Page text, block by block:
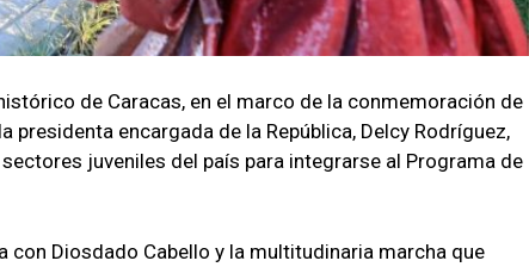
de Caracas, en el marco de la conmemoración de
presidenta encargada de la República, Delcy Rodríguez,
juveniles del país para integrarse al Programa de
Diosdado Cabello y la multitudinaria marcha que